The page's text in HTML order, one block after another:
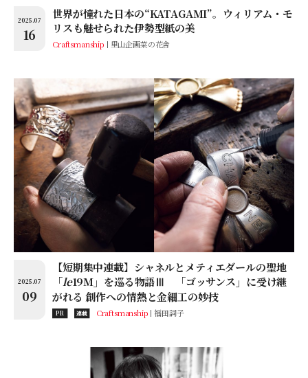
2025.07
16
世界が憧れた日本の“KATAGAMI”。ウィリアム・モ
リスも魅せられた伊勢型紙の美
Craftsmanship 里山企画菜の花舎
2025.07
09
【短期集中連載】シャネルとメティエダールの聖地
「le19M」を巡る物語Ⅲ 「ゴッサンス」に受け継
がれる 創作への情熱と金細工の妙技
PR 連載 Craftsmanship 福田詞子